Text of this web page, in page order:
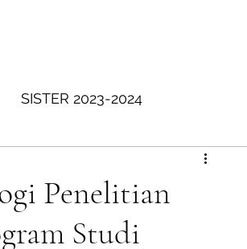
SISTER 2023-2024
SISTER Ganjil 2025-2026
Penelitian
Studi